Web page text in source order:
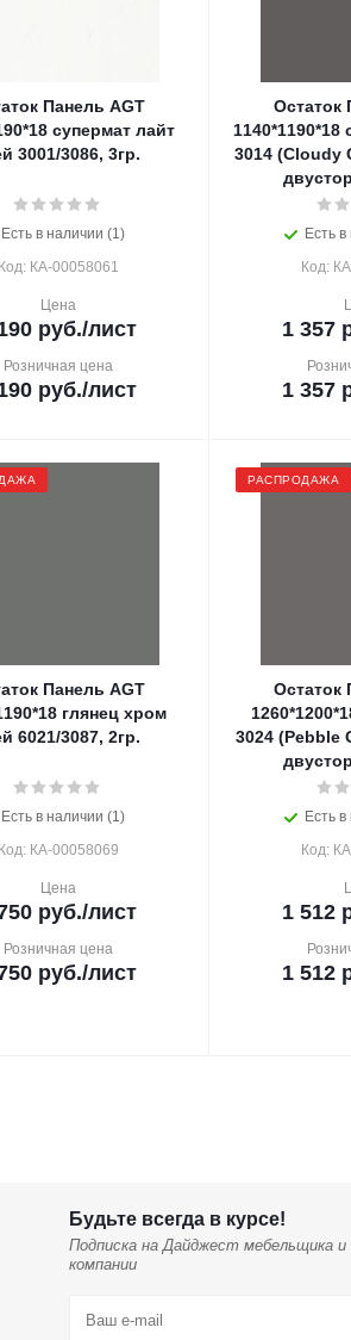
Панель AGT
супермат лайт
3001/3086, 3гр.
Есть в наличии (1)
Код: КА-00058061
Цена
руб./лист
Розничная цена
руб./лист
Остаток
3014 (Cloudy
Есть
Код:
1 357
1 357
Панель AGT
глянец хром
6021/3087, 2гр.
Есть в наличии (1)
Код: КА-00058069
Цена
руб./лист
Розничная цена
руб./лист
РАСПРОДАЖА
Остаток
3024 (Pebble
Есть
Код:
1 512
1 512
Будьте всегда в курсе!
Подписка на Дайджест мебельщика и
компании